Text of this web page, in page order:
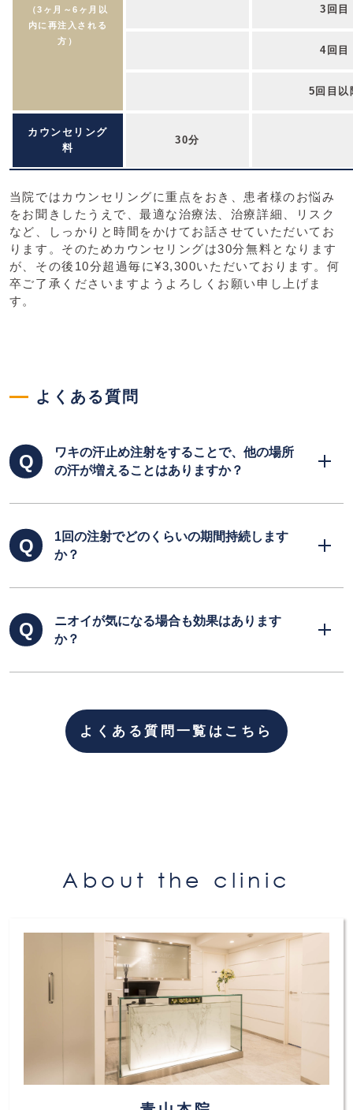
（3ヶ月～6ヶ月以
内に再注入される
方）
3回目
4回目
5回目以
カウンセリング
料
30分
当院ではカウンセリングに重点をおき、患者様のお悩み
をお聞きしたうえで、最適な治療法、治療詳細、リスク
など、しっかりと時間をかけてお話させていただいてお
ります。そのためカウンセリングは30分無料となります
が、その後10分超過毎に¥3,300いただいております。何
卒ご了承くださいますようよろしくお願い申し上げま
す。
よくある質問
ワキの汗止め注射をすることで、他の場所
の汗が増えることはありますか？
体の水分はどこかでバランスをとっており、汗
だけではなく尿や口からの水蒸気としても水分
を放出しています。そのことから、汗止め注射
そのような点を気にされる必要はないかと思わ
れます。
1回の注射でどのくらいの期間持続します
か？
個人差はありますが、効果の持続は約6ヶ月間
です。効果は次第に失われ、完全に戻ってしま
うのは6ヶ月～12ヶ月程度です。効果を持続す
ニオイが気になる場合も効果はあります
か？
分と混じり合うことが抑えられるので、ワキガ
特有の独特の嫌なニオイを防ぐ事ができます。
しかし、汗止め注射の効果は一時的ですので、
よくある質問一覧はこちら
About the clinic